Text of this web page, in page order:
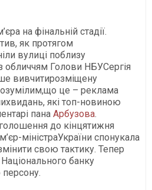
на фінальній стадії.
як протягом
вулиці поблизу
обличчям Голови НБУСергія
вивчитирозміщену
це – реклама
які топ-новиною
пана Арбузова.
до кінцятижня
міністраУкраїни спонукала
свою тактику. Тепер
банку